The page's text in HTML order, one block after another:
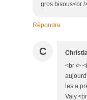
gros bisous<br /
Répondre
C
<br />
les a